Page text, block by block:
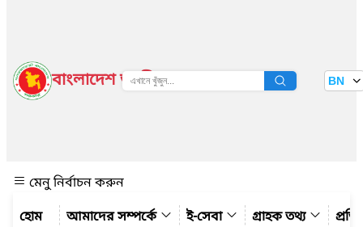
বাংলাদেশ জাতীয় তথ্য বাতায়ন BN
মেনু নির্বাচন করুন
আমাদের সম্পর্কে
ই-সেবা গ্রাহক তথ্য